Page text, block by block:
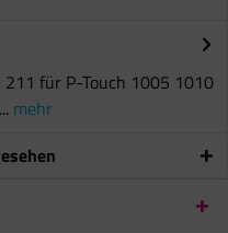
für P-Touch 1005 1010
mehr